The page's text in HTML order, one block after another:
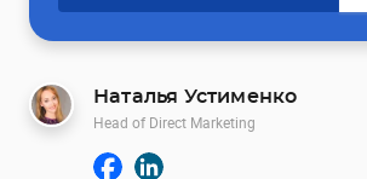
Наталья Устименко
Head of Direct Marketing